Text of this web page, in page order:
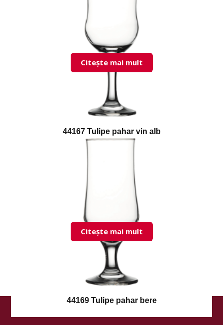
44167 Tulipe pahar vin alb
Citește mai mult
44169 Tulipe pahar bere
Citește mai mult